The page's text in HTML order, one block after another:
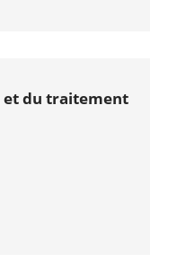
du traitement